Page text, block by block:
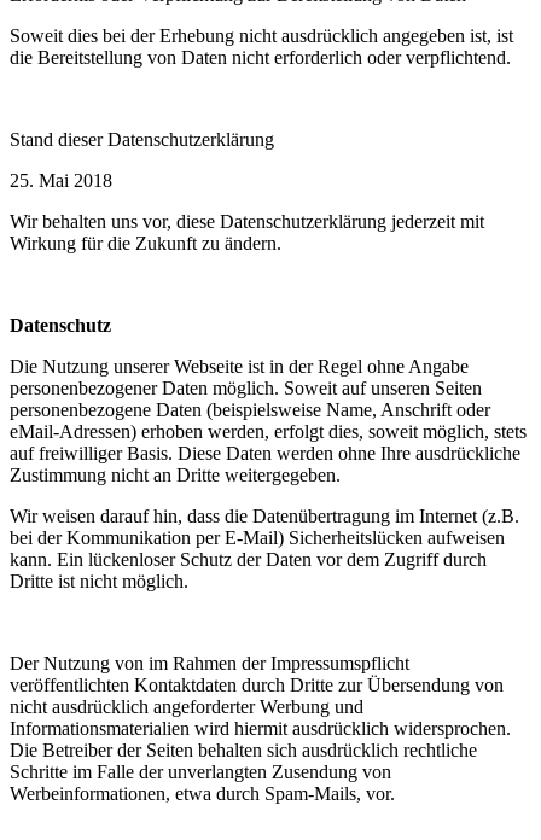
Soweit dies bei der Erhebung nicht ausdrücklich angegeben ist, ist
die Bereitstellung von Daten nicht erforderlich oder verpflichtend.
Stand dieser Datenschutzerklärung
25. Mai 2018
Wir behalten uns vor, diese Datenschutzerklärung jederzeit mit
Wirkung für die Zukunft zu ändern.
Datenschutz
Die Nutzung unserer Webseite ist in der Regel ohne Angabe
personenbezogener Daten möglich. Soweit auf unseren Seiten
personenbezogene Daten (beispielsweise Name, Anschrift oder
eMail-Adressen) erhoben werden, erfolgt dies, soweit möglich, stets
auf freiwilliger Basis. Diese Daten werden ohne Ihre ausdrückliche
Zustimmung nicht an Dritte weitergegeben.
Wir weisen darauf hin, dass die Datenübertragung im Internet (z.B.
bei der Kommunikation per E-Mail) Sicherheitslücken aufweisen
kann. Ein lückenloser Schutz der Daten vor dem Zugriff durch
Dritte ist nicht möglich.
Der Nutzung von im Rahmen der Impressumspflicht
veröffentlichten Kontaktdaten durch Dritte zur Übersendung von
nicht ausdrücklich angeforderter Werbung und
Informationsmaterialien wird hiermit ausdrücklich widersprochen.
Die Betreiber der Seiten behalten sich ausdrücklich rechtliche
Schritte im Falle der unverlangten Zusendung von
Werbeinformationen, etwa durch Spam-Mails, vor.